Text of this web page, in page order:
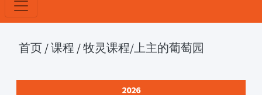
首页 /课程 /牧灵课程/上主的葡萄园
2026